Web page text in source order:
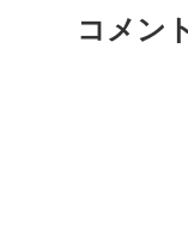
コメン